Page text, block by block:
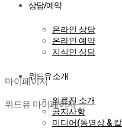
상담/예약
온라인 상담
온라인 예약
지식인 상담
위드유 소개
의료진 소개
공지사항
미디어(동영상 &
마이
마이페이지
위드유 마이페이지